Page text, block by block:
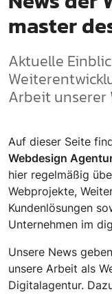
master
Aktuelle
Arbeit unserer
Auf dieser Seite
Webdesign
hier regelmäßig
Webprojekte,
Kundenlösungen
Unternehmen im
Unsere News
unsere Arbeit als
Digitalagentur.